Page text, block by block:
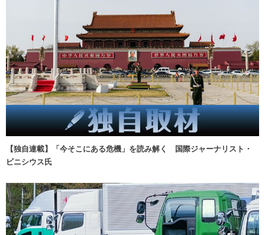
【独自連載】「今そこにある危機」を読み解く 国際ジャーナリスト・
ビニシウス氏